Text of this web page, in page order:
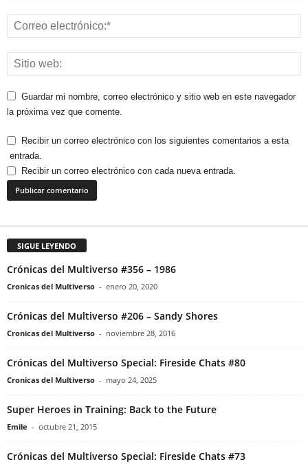
Guardar mi nombre, correo electrónico y sitio web en este navegador
la próxima vez que comente.
Recibir un correo electrónico con los siguientes comentarios a esta
entrada.
Recibir un correo electrónico con cada nueva entrada.
SIGUE LEYENDO
Crónicas del Multiverso #356 – 1986
Cronicas del Multiverso - enero 20, 2020
Crónicas del Multiverso #206 – Sandy Shores
Cronicas del Multiverso - noviembre 28, 2016
Crónicas del Multiverso Special: Fireside Chats #80
Cronicas del Multiverso - mayo 24, 2025
Super Heroes in Training: Back to the Future
Emile - octubre 21, 2015
Crónicas del Multiverso Special: Fireside Chats #73